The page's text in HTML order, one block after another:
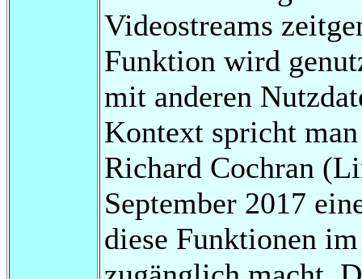
Videostreams
Funktion wird
mit anderen
Kontext spricht
Richard Cochran
September 2017
diese Funktionen